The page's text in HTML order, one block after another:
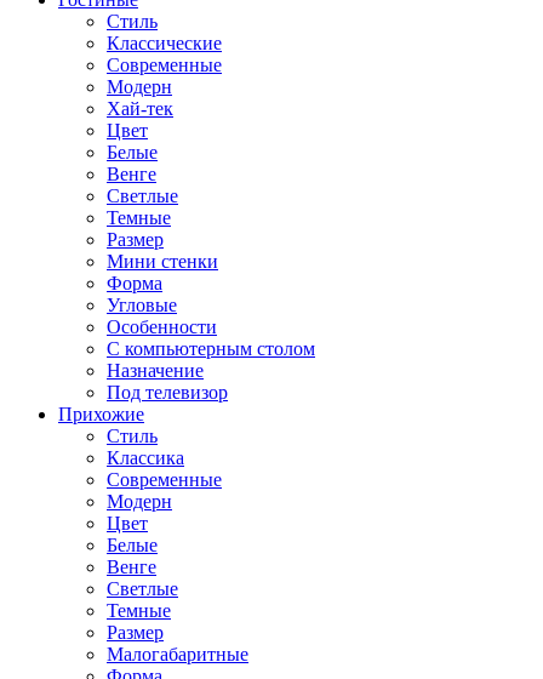
Стиль
Классические
Современные
Модерн
Хай-тек
Цвет
Белые
Венге
Светлые
Темные
Размер
Мини стенки
Форма
Угловые
Особенности
С компьютерным столом
Назначение
Под телевизор
Прихожие
Стиль
Классика
Современные
Модерн
Цвет
Белые
Венге
Светлые
Темные
Размер
Малогабаритные